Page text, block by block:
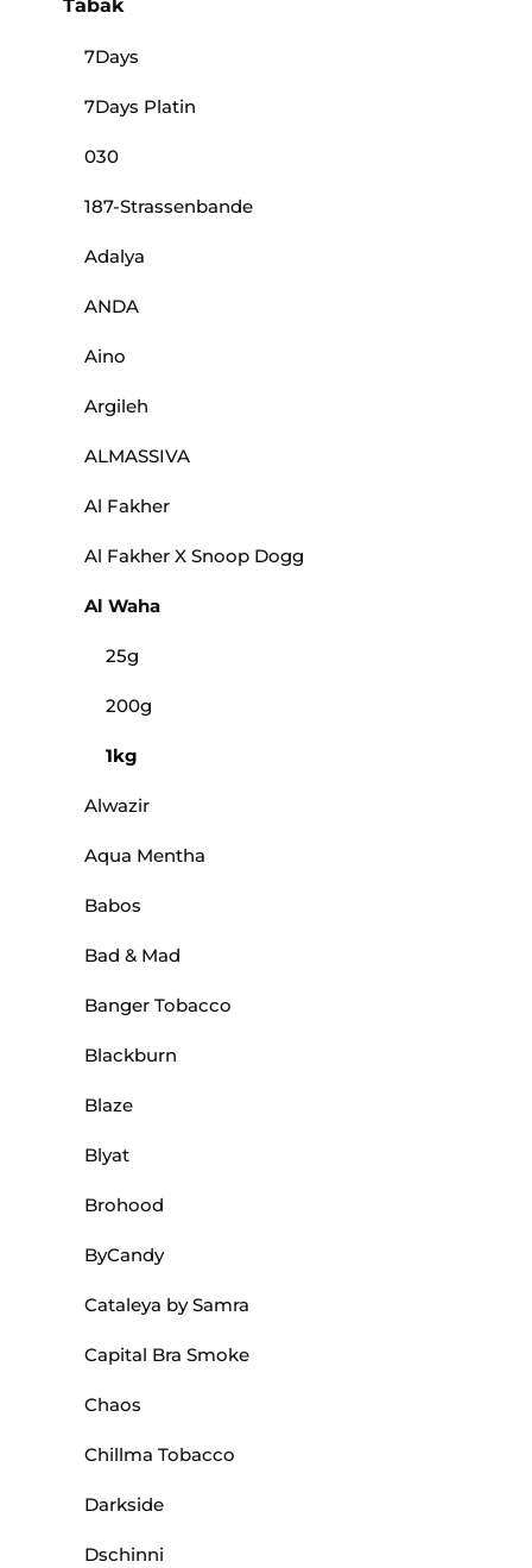
Tabak
7Days
7Days Platin
030
187-Strassenbande
Adalya
ANDA
Aino
Argileh
ALMASSIVA
Al Fakher
Al Fakher X Snoop Dogg
Al Waha
25g
200g
1kg
Alwazir
Aqua Mentha
Babos
Bad & Mad
Banger Tobacco
Blackburn
Blaze
Blyat
Brohood
ByCandy
Cataleya by Samra
Capital Bra Smoke
Chaos
Chillma Tobacco
Darkside
Dschinni